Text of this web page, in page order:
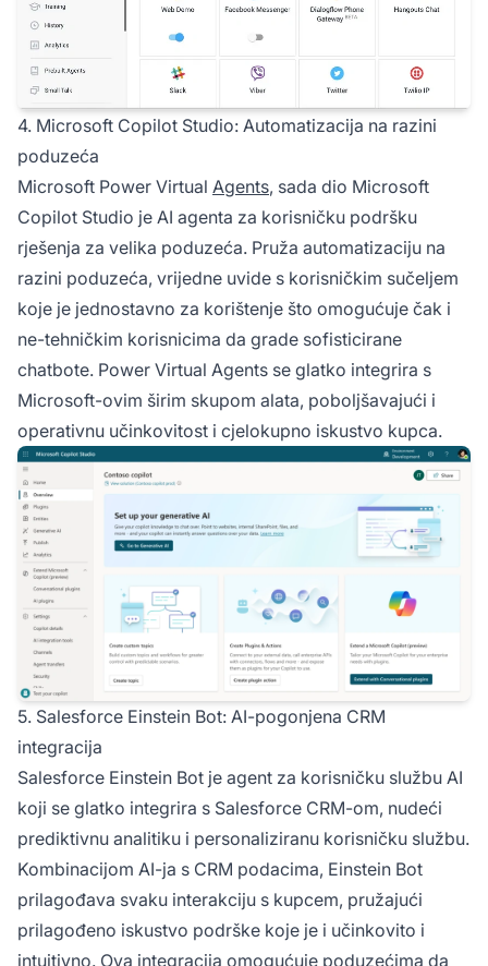
4. Microsoft Copilot Studio: Automatizacija na razini
poduzeća
Microsoft Power Virtual Agents, sada dio Microsoft
Copilot Studio je AI agenta za korisničku podršku
rješenja za velika poduzeća. Pruža automatizaciju na
razini poduzeća, vrijedne uvide s korisničkim sučeljem
koje je jednostavno za korištenje što omogućuje čak i
ne-tehničkim korisnicima da grade sofisticirane
chatbote. Power Virtual Agents se glatko integrira s
Microsoft-ovim širim skupom alata, poboljšavajući i
operativnu učinkovitost i cjelokupno iskustvo kupca.
5. Salesforce Einstein Bot: AI-pogonjena CRM
integracija
Salesforce Einstein Bot je agent za korisničku službu AI
koji se glatko integrira s Salesforce CRM-om, nudeći
prediktivnu analitiku i personaliziranu korisničku službu.
Kombinacijom AI-ja s CRM podacima, Einstein Bot
prilagođava svaku interakciju s kupcem, pružajući
prilagođeno iskustvo podrške koje je i učinkovito i
intuitivno. Ova integracija omogućuje poduzećima da